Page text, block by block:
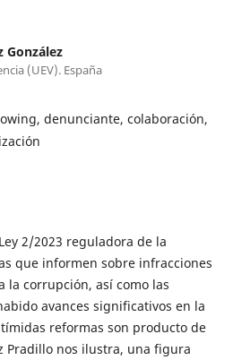
González
(UEV). España
denunciante, colaboración,
2/2023 reguladora de la
que informen sobre infracciones
la corrupción, así como las
avances significativos en la
reformas son producto de
Pradillo nos ilustra, una figura